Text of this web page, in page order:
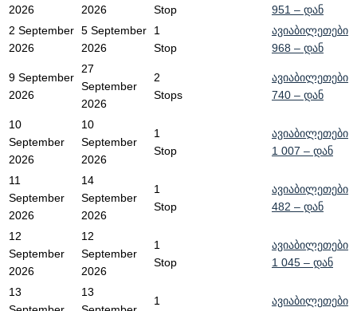
2026
2026
Stop
951 – დან
2 September
2026
5 September
2026
1
Stop
ავიაბილეთები
968 – დან
9 September
2026
27
September
2026
2
Stops
ავიაბილეთები
740 – დან
10
September
2026
10
September
2026
1
Stop
ავიაბილეთები
1 007 – დან
11
September
2026
14
September
2026
1
Stop
ავიაბილეთები
482 – დან
12
September
2026
12
September
2026
1
Stop
ავიაბილეთები
1 045 – დან
13
13
1
ავიაბილეთები